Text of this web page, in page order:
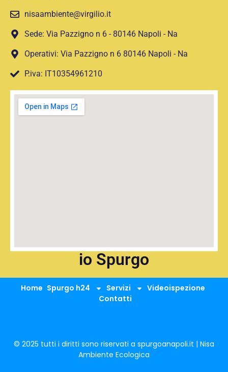
nisaambiente@virgilio.it
Sede: Via Pazzigno n 6 - 80146 Napoli - Na
Operativi: Via Pazzigno n 6 80146 Napoli - Na
P.iva: IT10354961210
io Spurgo
Home Spurgo h24 Servizi
Videoispezione
Contatti
© 2025 tutti i diritti sono riservati a spurgoanapoli.it | Nisa
Ambiente Ecologica